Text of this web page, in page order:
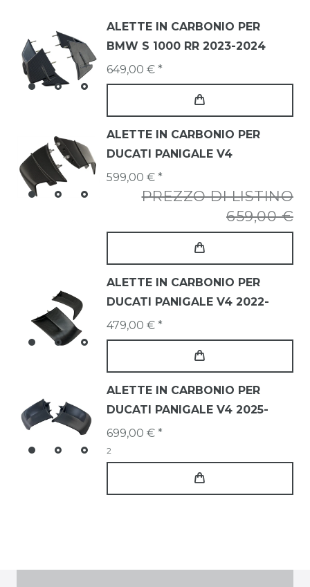
ALETTE IN CARBONIO PER
BMW S 1000 RR 2023-2024
649,00 € *
ALETTE IN CARBONIO PER
DUCATI PANIGALE V4
PREZZO DI LISTINO
659,00 €
599,00 € *
ALETTE IN CARBONIO PER
DUCATI PANIGALE V4 2022-
479,00 € *
ALETTE IN CARBONIO PER
DUCATI PANIGALE V4 2025-
699,00 € *
2